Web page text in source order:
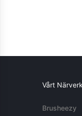
Vårt Närverk
Brusheezy